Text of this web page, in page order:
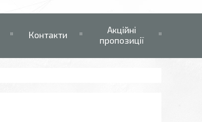
Контакти
Акційні
пропозиції